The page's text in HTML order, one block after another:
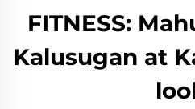
FITNESS:
Kalusugan at